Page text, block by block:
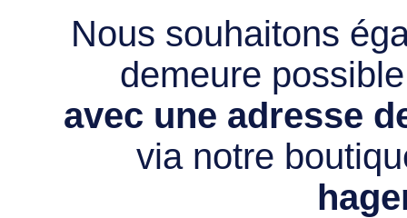
Nous souhaitons
demeure
avec une adresse
via notre